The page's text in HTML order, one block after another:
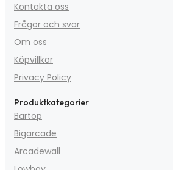
Kontakta oss
Frågor och svar
Om oss
Köpvillkor
Privacy Policy
Produktkategorier
Bartop
Bigarcade
Arcadewall